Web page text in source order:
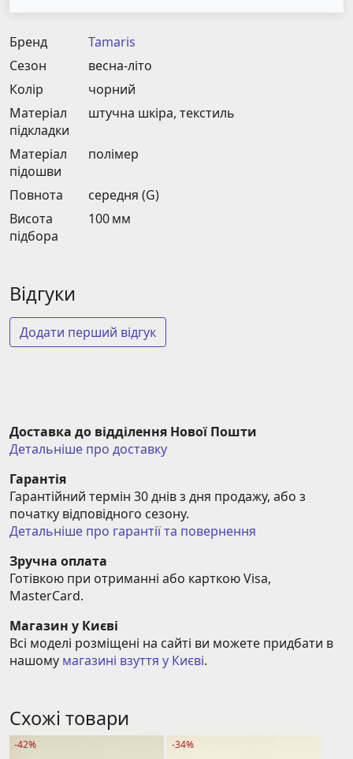
Бренд
Tamaris
Сезон
весна-літо
Колір
чорний
Матеріал
підкладки
штучна шкіра, текстиль
Матеріал
підошви
полімер
Повнота
середня (G)
Висота
підбора
100 мм
Відгуки
Додати перший відгук
Доставка до відділення Нової Пошти
Детальніше про доставку
Гарантія
Гарантійний термін 30 днів з дня продажу, або з
початку відповідного сезону.
Детальніше про гарантії та повернення
Зручна оплата
Готівкою при отриманні або карткою Visa,
MasterCard.
Магазин у Києві
Всі моделі розміщені на сайті ви можете придбати в
нашому магазині взуття у Києві.
Схожі товари
-42% -34%